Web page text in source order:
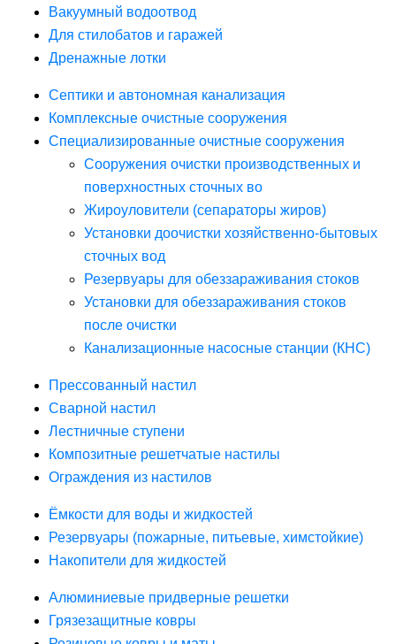
Вакуумный водоотвод
Для стилобатов и гаражей
Дренажные лотки
Септики и автономная канализация
Комплексные очистные сооружения
Специализированные очистные сооружения
Сооружения очистки производственных и
поверхностных сточных во
Жироуловители (сепараторы жиров)
Установки доочистки хозяйственно-бытовых
сточных вод
Резервуары для обеззараживания стоков
Установки для обеззараживания стоков
после очистки
Канализационные насосные станции (КНС)
Прессованный настил
Сварной настил
Лестничные ступени
Композитные решетчатые настилы
Ограждения из настилов
Ёмкости для воды и жидкостей
Резервуары (пожарные, питьевые, химстойкие)
Накопители для жидкостей
Алюминиевые придверные решетки
Грязезащитные ковры